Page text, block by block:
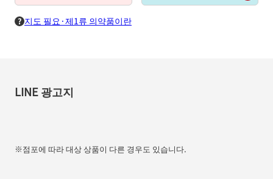
지도 필요·제1류 의약품이란
LINE 광고지
※점포에 따라 대상 상품이 다른 경우도 있습니다.